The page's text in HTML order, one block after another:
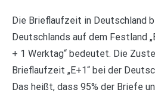
Die Brieflaufzeit in Deutschland
Deutschlands auf dem Festland
+ 1 Werktag“ bedeutet. Die
Brieflaufzeit „E+1“ bei der
Das heißt, dass 95% der Briefe